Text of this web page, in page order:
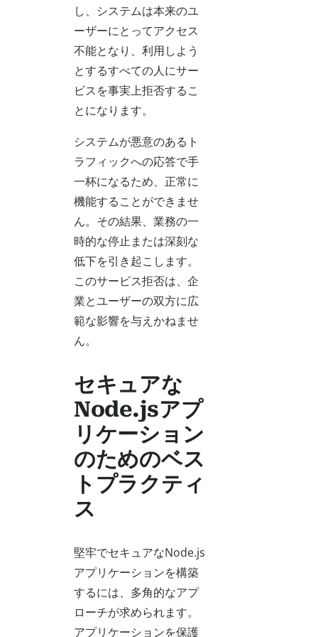
し、システムは本来のユ
ーザーにとってアクセス
不能となり、利用しよう
とするすべての人にサー
ビスを事実上拒否するこ
とになります。
システムが悪意のあるト
ラフィックへの応答で手
一杯になるため、正常に
機能することができませ
ん。その結果、業務の一
時的な停止または深刻な
低下を引き起こします。
このサービス拒否は、企
業とユーザーの双方に広
範な影響を与えかねませ
ん。
セキュアな
Node.jsアプ
リケーション
のためのベス
トプラクティ
ス
堅牢でセキュアなNode.js
アプリケーションを構築
するには、多角的なアプ
ローチが求められます。
アプリケーションを保護